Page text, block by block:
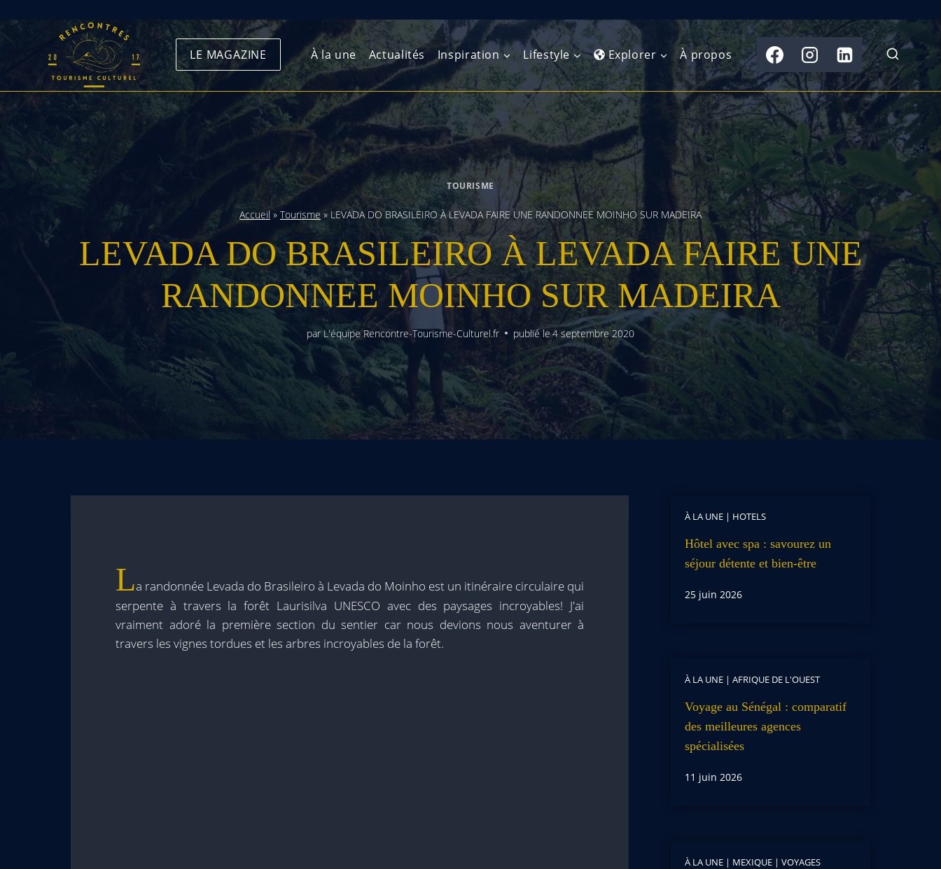
Skip
LE MAGAZINE À la une Actualités Inspiration Lifestyle Explorer
Europe de l’Ouest
Europe centrale
Europe de l’Est
Balkans
Amérique du Nord
Amérique centrale
Antilles et Caraïbes
Amérique du Sud
Afrique du Nord
(Maghreb)
Afrique de l’Ouest
Afrique de l’Est
Afrique australe
Moyen-Orient
Asie centrale
Sous-continent
indien
Asie du Sud-Est
Extrême-Orient
Australasie
Îles du Pacifique
À propos
TOURISME
Accueil » Tourisme » LEVADA DO BRASILEIRO À LEVADA FAIRE UNE RANDONNEE MOINHO SUR MADEIRA
LEVADA DO BRASILEIRO À LEVADA FAIRE UNE
RANDONNEE MOINHO SUR MADEIRA
parL'équipe Rencontre-Tourisme-Culturel.fr publié le 4 septembre 2020
La randonnée Levada do Brasileiro à Levada do Moinho est un itinéraire circulaire qui
serpente à travers la forêt Laurisilva UNESCO avec des paysages incroyables! J'ai
vraiment adoré la première section du sentier car nous devions nous aventurer à
travers les vignes tordues et les arbres incroyables de la forêt.
À LA UNE| HOTELS
Hôtel avec spa : savourez un
séjour détente et bien-être
25 juin 2026
À LA UNE| AFRIQUE DE L'OUEST
Voyage au Sénégal : comparatif
des meilleures agences
spécialisées
11 juin 2026
À LA UNE| MEXIQUE| VOYAGES